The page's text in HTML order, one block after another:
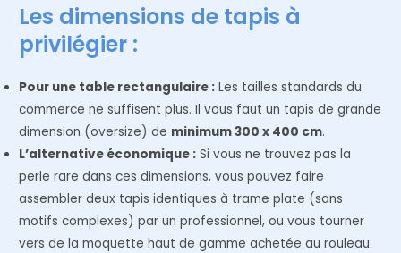
Les dimensions de tapis à
privilégier :
Pour une table rectangulaire : Les tailles standards du
commerce ne suffisent plus. Il vous faut un tapis de grande
dimension (oversize) de minimum 300 x 400 cm.
L’alternative économique : Si vous ne trouvez pas la
perle rare dans ces dimensions, vous pouvez faire
assembler deux tapis identiques à trame plate (sans
motifs complexes) par un professionnel, ou vous tourner
vers de la moquette haut de gamme achetée au rouleau